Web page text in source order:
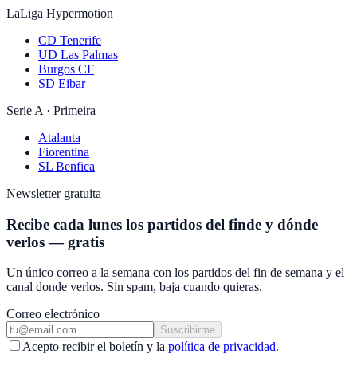
LaLiga Hypermotion
CD Tenerife
UD Las Palmas
Burgos CF
SD Eibar
Serie A · Primeira
Atalanta
Fiorentina
SL Benfica
Newsletter gratuita
Recibe cada lunes los partidos del finde y dónde
verlos — gratis
Un único correo a la semana con los partidos del fin de semana y el
canal donde verlos. Sin spam, baja cuando quieras.
Correo electrónico
Suscribirme
Acepto recibir el boletín y la política de privacidad.